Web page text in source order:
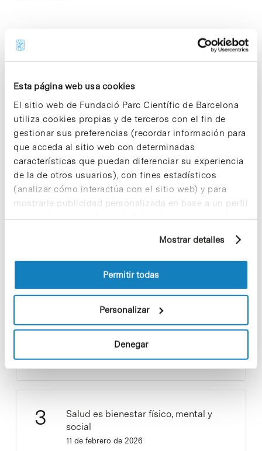
Esta página web usa cookies
El sitio web de Fundació Parc Científic de Barcelona
utiliza cookies propias y de terceros con el fin de
gestionar sus preferencias (recordar información para
que acceda al sitio web con determinadas
características que puedan diferenciar su experiencia
de la de otros usuarios), con fines estadísticos
(analizar cómo interactúa con el sitio web) y para
mostrarle publicidad personalizada en base a un perfil
elaborado a partir de sus hábitos de navegación (por
información sobre las cookies puede consultar
la Política de cookies del sitio web.
Mostrar detalles
Permitir todas
Personalizar
Denegar
Share Share
Noticias más vistas
Los proyectos colectivos son
enriquecedores. ¡Participa y haz
9 de septiembre de 2025
Sostenibilidad»! ¿Quieres participar
y ser una fuente de inspiración?
3 de septiembre de 2025
Salud es bienestar físico, mental y
social
11 de febrero de 2026